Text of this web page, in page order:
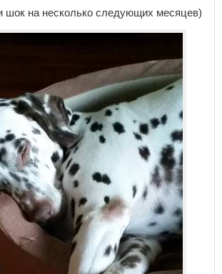
шок на несколько следующих месяцев)